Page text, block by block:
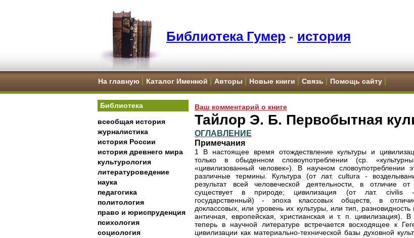
Библиотека Гумер - история
На главную Каталог Именной Авторы Новые книги Связь Помощь сайту
Библиотека
всеобщая история
журналистика
история России
история древнего мира
культурология
литературоведение
наука
педагогика
политология
право и юриспруденция
психология
социология
Ваш комментарий о книге
Тайлор Э. Б. Первобытная
ОГЛАВЛЕНИЕ
Примечания
1 В настоящее время отождествление культуры и
только в обыденном словоупотреблении (ср.
«цивилизованный человек»). В научном словоупотреблении
различные термины. Культура (от лат. cultura -
результат всей человеческой деятельности, в отличие
существует в природе; цивилизация (от лат. civilis -
государственный) - эпоха классовых обществ, в
доклассовых, или уровень их культуры, или тип, разновидность
античная, европейская, христианская и т. п. цивилизация).
теперь в научной литературе встречается восходящее к
цивилизации как материально-технической базы духовной